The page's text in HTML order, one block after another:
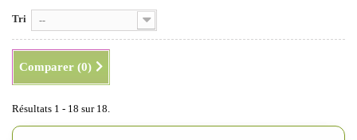
Tri --
Comparer (0)
Résultats 1 - 18 sur 18.